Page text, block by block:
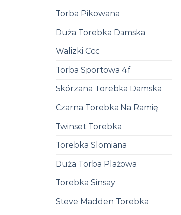
Torba Pikowana
Duża Torebka Damska
Walizki Ccc
Torba Sportowa 4f
Skórzana Torebka Damska
Czarna Torebka Na Ramię
Twinset Torebka
Torebka Slomiana
Duża Torba Plażowa
Torebka Sinsay
Steve Madden Torebka